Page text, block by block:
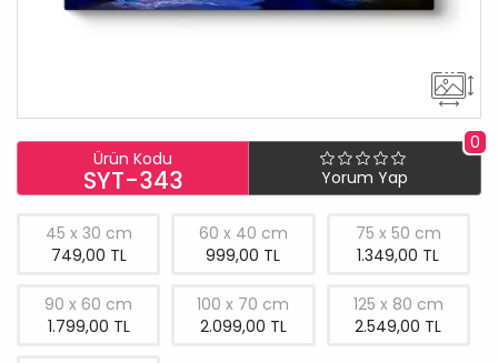
Ürün Kodu
SYT-343
0
Yorum Yap
45 x 30 cm
749,00 TL
60 x 40 cm
999,00 TL
75 x 50 cm
1.349,00 TL
90 x 60 cm
1.799,00 TL
100 x 70 cm
2.099,00 TL
125 x 80 cm
2.549,00 TL